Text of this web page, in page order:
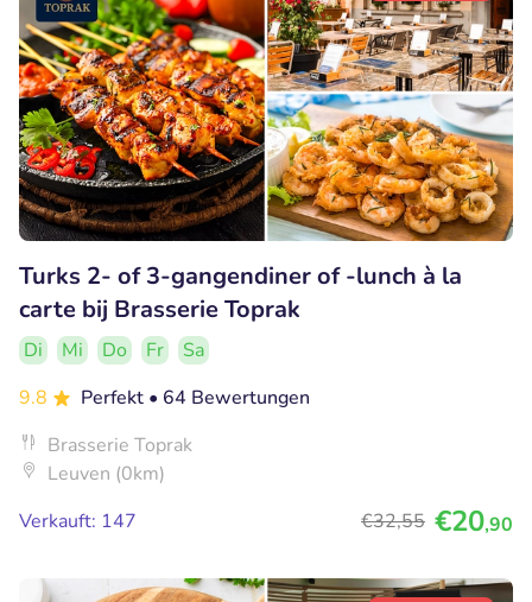
Turks 2- of 3-gangendiner of -lunch à la
carte bij Brasserie Toprak
Di Mi Do Fr
Sa
9.8
Perfekt • 64 Bewertungen
Brasserie Toprak
Leuven (0km)
Verkauft: 147
€32,55 €20,90